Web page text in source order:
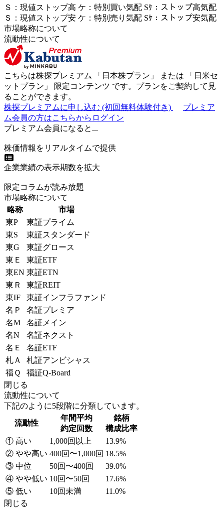
Ｓ ： 現値ストップ高 ケ ： 特別買い気配 Sｹ ： ストップ高気配
Ｓ ： 現値ストップ安 ケ ： 特別売 り 気配 Sｹ ： ストップ安気配
市場略称について
流動性について
こちらは株探プレミアム 「 日本株プラン 」 または 「 日米セ
ットプラン 」 限定コンテンツ です。プランをご契約して見
ることができます。
株探プレミアムに申し込む (初回無料体験付き)
プレミア
ム会員の方はこちらからログイン
プレミアム会員になると...
株価情報をリアルタイムで提供
企業業績の表示期数を拡大
限定コラムが読み放題
市場略称について
略称
市場
東P
東証プライム
東S
東証スタンダード
東G
東証グロース
東Ｅ
東証ETF
東EN 東証ETN
東Ｒ
東証REIT
東IF
東証インフラファンド
名Ｐ
名証プレミア
名M
名証メイン
名N
名証ネクスト
名Ｅ
名証ETF
札Ａ
札証アンビシャス
福Ｑ
福証Q-Board
閉じる
流動性について
下記のように5段階に分類しています。
流動性
年間平均
約定回数
銘柄
構成比率
① 高い
1,000回以上
13.9%
② やや高い 400回〜1,000回 18.5%
③ 中位
50回〜400回
39.0%
④ やや低い 10回〜50回
17.6%
⑤ 低い
10回未満
11.0%
閉じる